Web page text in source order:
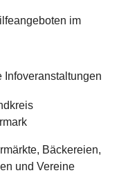
im
Infoveranstaltungen
Bäckereien,
und Vereine